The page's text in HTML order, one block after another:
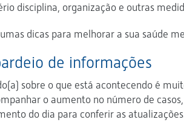
disciplina, organização e outras
dicas para melhorar a sua saúde
de informações
sobre o que está acontecendo é
o aumento no número de
do dia para conferir as